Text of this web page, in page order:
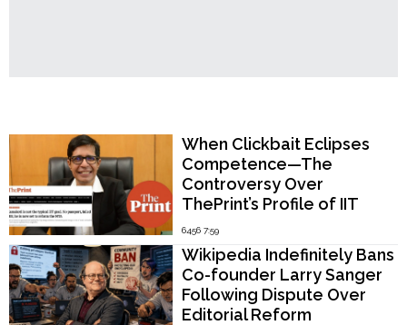
When Clickbait Eclipses
Competence—The
Controversy Over
ThePrint’s Profile of IIT
Madras Director V.
Kamakoti
6456 7:59
Wikipedia Indefinitely Bans
Co-founder Larry Sanger
Following Dispute Over
Editorial Reform